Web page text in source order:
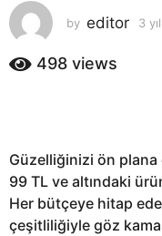
a
g
o
3
a
g
o
by editor 3
498 views
Güzelliğinizi ön plana
99 TL ve altındaki
Her bütçeye hitap
çeşitliliğiyle göz